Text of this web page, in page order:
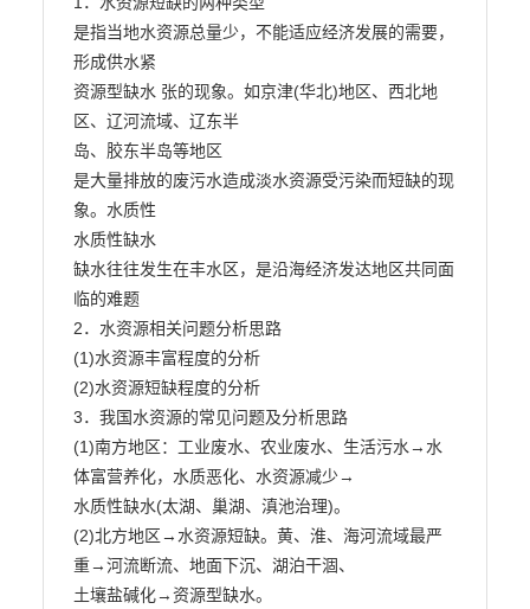
是指当地水资源总量少，不能适应经济发展的需要，
形成供水紧
资源型缺水 张的现象。如京津(华北)地区、西北地
区、辽河流域、辽东半
岛、胶东半岛等地区
是大量排放的废污水造成淡水资源受污染而短缺的现
象。水质性
水质性缺水
缺水往往发生在丰水区，是沿海经济发达地区共同面
临的难题
2．水资源相关问题分析思路
(1)水资源丰富程度的分析
(2)水资源短缺程度的分析
3．我国水资源的常见问题及分析思路
(1)南方地区：工业废水、农业废水、生活污水→水
体富营养化，水质恶化、水资源减少→
水质性缺水(太湖、巢湖、滇池治理)。
(2)北方地区→水资源短缺。黄、淮、海河流域最严
重→河流断流、地面下沉、湖泊干涸、
土壤盐碱化→资源型缺水。